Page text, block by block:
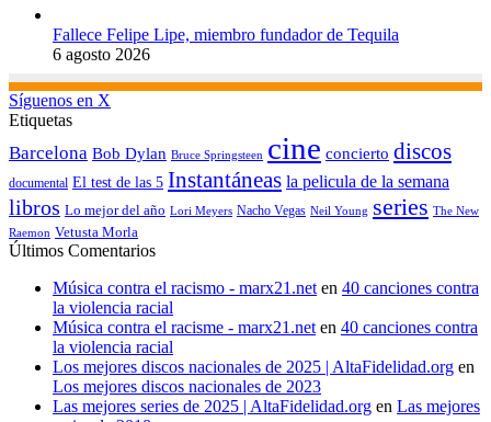
Fallece Felipe Lipe, miembro fundador de Tequila
6 agosto 2026
Síguenos en X
Etiquetas
Barcelona Bob Dylan Bruce Springsteen cine concierto discos
documental El test de las 5 Instantáneas la pelicula de la semana
libros Lo mejor del año Lori Meyers Nacho Vegas Neil Young series The New
Raemon Vetusta Morla
Últimos Comentarios
Música contra el racismo - marx21.neten 40 canciones contra
la violencia racial
Música contra el racisme - marx21.neten 40 canciones contra
la violencia racial
Los mejores discos nacionales de 2025 | AltaFidelidad.org en
Los mejores discos nacionales de 2023
Las mejores series de 2025 | AltaFidelidad.org en Las mejores